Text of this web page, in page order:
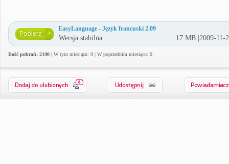
EasyLanguage - Język francuski 2.09
Wersja stabilna 17 MB |2009-11-
Ilość pobrań: 2190 | W tym miesiącu: 0 | W poprzednim miesiącu: 0
0